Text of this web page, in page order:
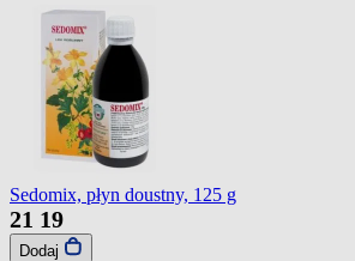
Sedomix, płyn doustny, 125 g
21 19
Dodaj